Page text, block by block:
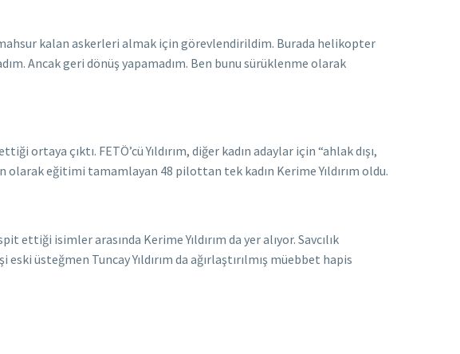
kalan askerleri almak için görevlendirildim. Burada helikopter
Ancak geri dönüş yapamadım. Ben bunu sürüklenme olarak
çıktı. FETÖ’cü Yıldırım, diğer kadın adaylar için “ahlak dışı,
eğitimi tamamlayan 48 pilottan tek kadın Kerime Yıldırım oldu.
isimler arasında Kerime Yıldırım da yer alıyor. Savcılık
eski üsteğmen Tuncay Yıldırım da ağırlaştırılmış müebbet hapis